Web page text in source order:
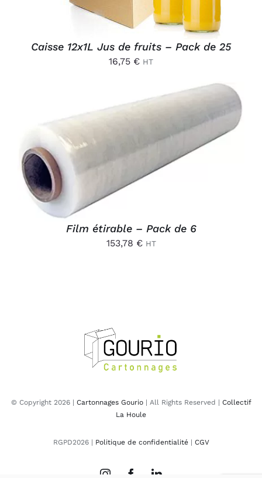
Caisse 12x1L Jus de fruits – Pack de 25
16,75 € HT
AJOUTER AU PANIER
DÉTAILS
Film étirable – Pack de 6
153,78 € HT
© Copyright 2026 | Cartonnages Gourio| All Rights Reserved | Collectif
La Houle
RGPD2026 | Politique de confidentialité| CGV